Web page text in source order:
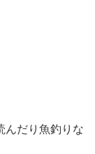
んだり魚釣りな